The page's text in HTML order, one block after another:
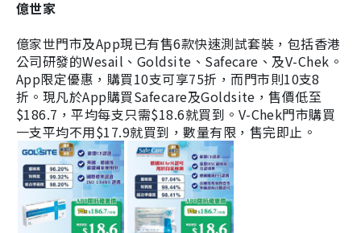
億世家
億家世門市及App現已有售6款快速測試套裝，包括香港
公司研發的Wesail、Goldsite、Safecare、及V-Chek。
App限定優惠，購買10支可享75折，而門市則10支8
折。現凡於App購買Safecare及Goldsite，售價低至
$186.7，平均每支只需$18.6就買到。V-Chek門市購買
一支平均不用$17.9就買到，數量有限，售完即止。